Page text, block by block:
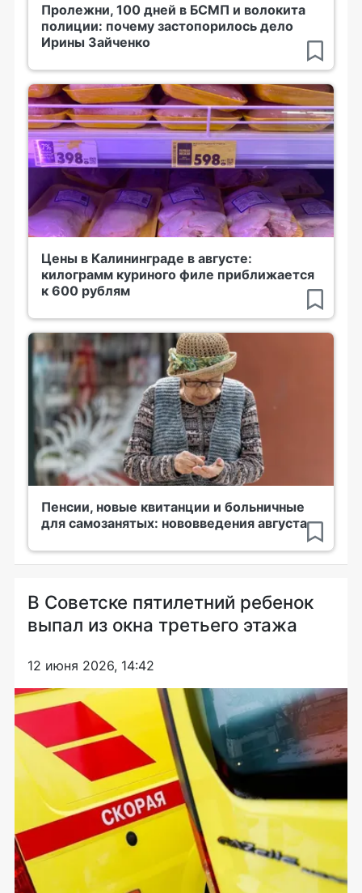
Пролежни, 100 дней в БСМП и волокита
полиции: почему застопорилось дело
Ирины Зайченко
Цены в Калининграде в августе:
килограмм куриного филе приближается
к 600 рублям
Пенсии, новые квитанции и больничные
для самозанятых: нововведения августа
В Советске пятилетний ребенок
выпал из окна третьего этажа
12 июня 2026, 14:42